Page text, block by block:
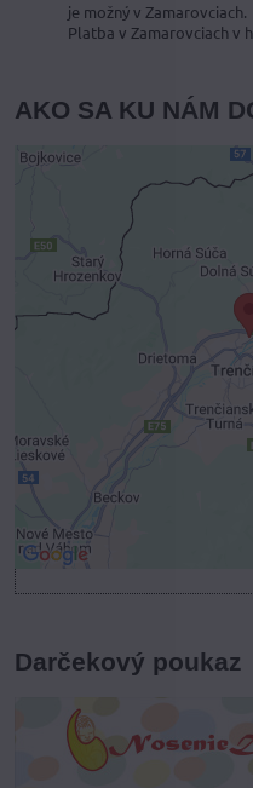
je možný v Zamarovciach.
Platba v Zamarovciach v
AKO SA KU NÁM
Externý obsah
Voľbami
Prajete si načítať
Povoliť
Povoliť a zapamätať -
cookie:
Darčekový poukaz